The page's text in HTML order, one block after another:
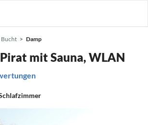
Bucht Damp
mit Sauna, WLAN